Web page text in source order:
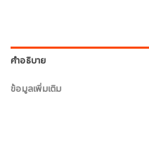
คำอธิบาย
ข้อมูลเพิ่มเติม